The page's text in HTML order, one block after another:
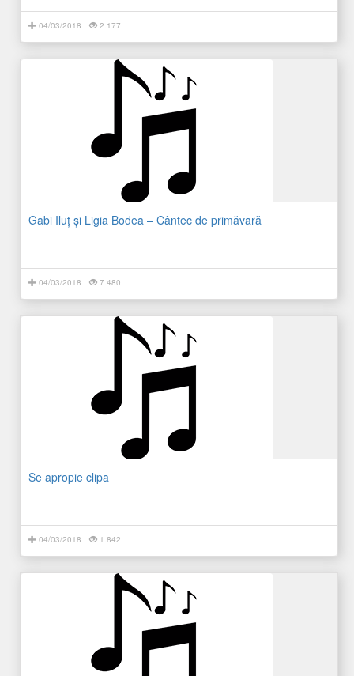
04/03/2018 2.177
Gabi Iluţ şi Ligia Bodea – Cântec de primăvară
04/03/2018 7.480
Se apropie clipa
04/03/2018 1.842